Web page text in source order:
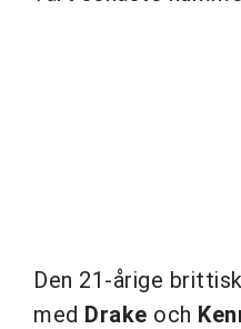
Den 21-årige
med Drake och